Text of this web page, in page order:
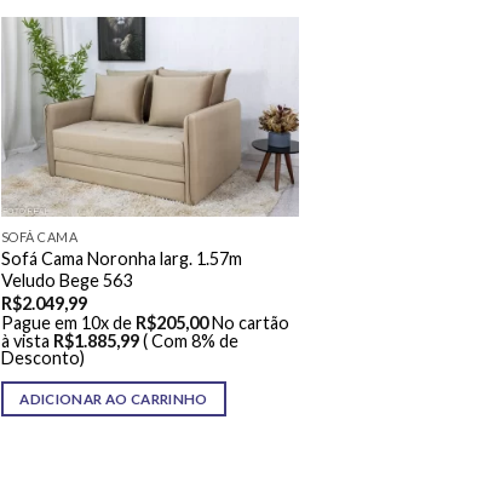
SOFÁ CAMA
Sofá Cama Noronha larg. 1.57m
Veludo Bege 563
R$2.049,99
Pague em 10x de R$205,00 No cartão
à vista R$1.885,99 ( Com 8% de
Desconto)
ADICIONAR AO CARRINHO